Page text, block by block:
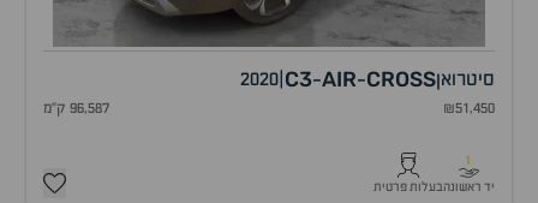
סיטרואן C3-AIR-CROSS
2020
₪51,450 96,587 ק"מ
1
יד ראשונהבעלות פרטית